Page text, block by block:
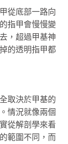
從底部一路向
指甲會慢慢變
，超過甲基神
的透明指甲都
取決於甲基的
情況就像兩個
從解剖學來看
範圍不同，而